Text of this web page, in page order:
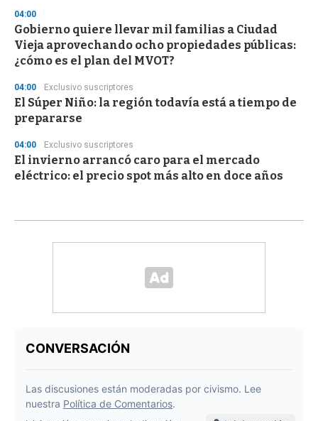
04:00
Gobierno quiere llevar mil familias a Ciudad
Vieja aprovechando ocho propiedades públicas:
¿cómo es el plan del MVOT?
04:00 Exclusivo suscriptores
El Súper Niño: la región todavía está a tiempo de
prepararse
04:00 Exclusivo suscriptores
El invierno arrancó caro para el mercado
eléctrico: el precio spot más alto en doce años